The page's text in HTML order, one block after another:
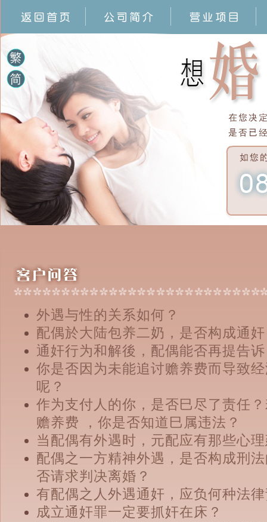
外遇与性的关系如何？
配偶於大陆包养二奶，是否构成通
通奸行为和解後，配偶能否再提告
你是否因为未能追讨赡养费而导致
呢？
作为支付人的你，是否巳尽了责任
赡养费 ，你是否知道巳属违法？
当配偶有外遇时，元配应有那些心
配偶之一方精神外遇，是否构成刑
否请求判决离婚？
有配偶之人外遇通奸，应负何种法
成立通奸罪一定要抓奸在床？